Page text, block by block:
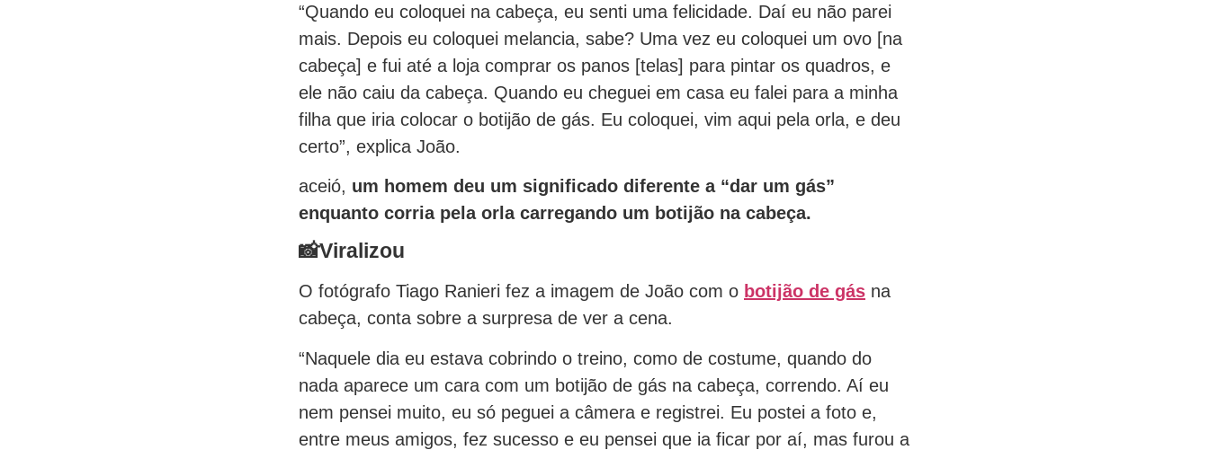
“Quando eu coloquei na cabeça, eu senti uma felicidade. Daí eu não parei
mais. Depois eu coloquei melancia, sabe? Uma vez eu coloquei um ovo [na
cabeça] e fui até a loja comprar os panos [telas] para pintar os quadros, e
ele não caiu da cabeça. Quando eu cheguei em casa eu falei para a minha
filha que iria colocar o botijão de gás. Eu coloquei, vim aqui pela orla, e deu
certo”, explica João.
aceió, um homem deu um significado diferente a “dar um gás”
enquanto corria pela orla carregando um botijão na cabeça.
📸Viralizou
O fotógrafo Tiago Ranieri fez a imagem de João com o botijão de gás na
cabeça, conta sobre a surpresa de ver a cena.
“Naquele dia eu estava cobrindo o treino, como de costume, quando do
nada aparece um cara com um botijão de gás na cabeça, correndo. Aí eu
nem pensei muito, eu só peguei a câmera e registrei. Eu postei a foto e,
entre meus amigos, fez sucesso e eu pensei que ia ficar por aí, mas furou a